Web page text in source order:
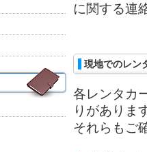
に関する連
現地でのレン
各レンタカ
りがありま
それらもご